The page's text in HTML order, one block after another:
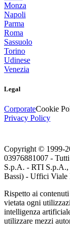
Monza
Napoli
Parma
Roma
Sassuolo
Torino
Udinese
Venezia
Legal
CorporateCookie
Privacy Policy
Copyright © 1999-
03976881007 -
S.p.A. - RTI S.p.A.,
Bassi) - Uffici Viale
Rispetto ai
vietata ogni
intelligenza
utilizzare mezzi